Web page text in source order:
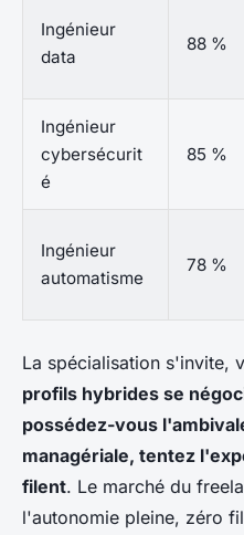
Ingénieur
data
88 %
Ingénieur
cybersécurit
é
85 %
Ingénieur
automatisme
78 %
La spécialisation s'invite,
profils hybrides se
possédez-vous
managériale, tentez
filent. Le marché du
l'autonomie pleine, zéro